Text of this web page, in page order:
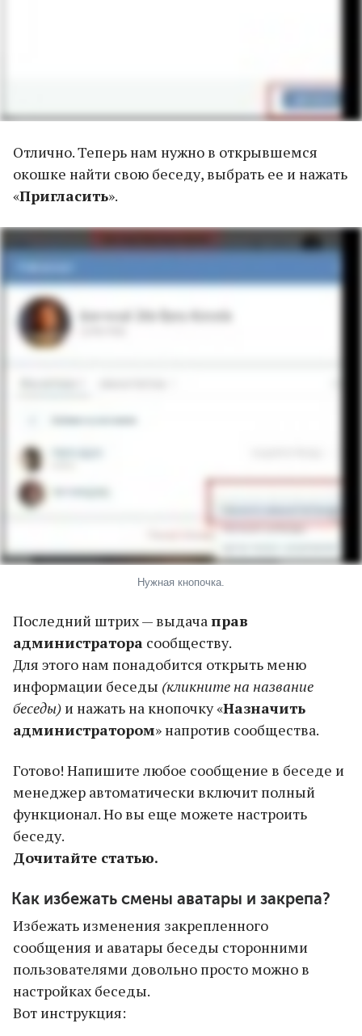
Отлично. Теперь нам нужно в открывшемся
окошке найти свою беседу, выбрать ее и нажать
«Пригласить».
Нужная кнопочка.
Последний штрих — выдачаправ
администратора сообществу.
Для этого нам понадобится открыть меню
информации беседы (кликните на название
беседы) и нажать на кнопочку «Назначить
администратором» напротив сообщества.
Готово! Напишите любое сообщение в беседе и
менеджер автоматически включит полный
функционал. Но вы еще можете настроить
беседу.
Дочитайте статью.
Как избежать смены аватары и закрепа?
Избежать изменения закрепленного
сообщения и аватары беседы сторонними
пользователями довольно просто можно в
настройках беседы.
Вот инструкция: